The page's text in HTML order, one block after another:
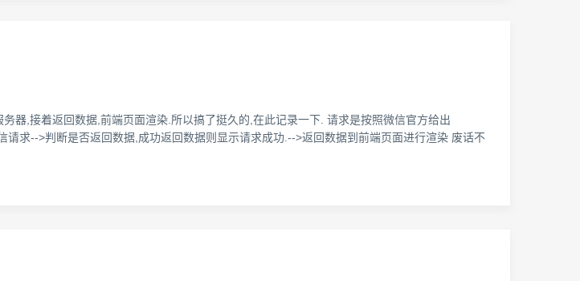
器,接着返回数据,前端页面渲染.所以搞了挺久的,在此记录一下. 请求是按照微信官方给出
求-->判断是否返回数据,成功返回数据则显示请求成功.-->返回数据到前端页面进行渲染 废话不